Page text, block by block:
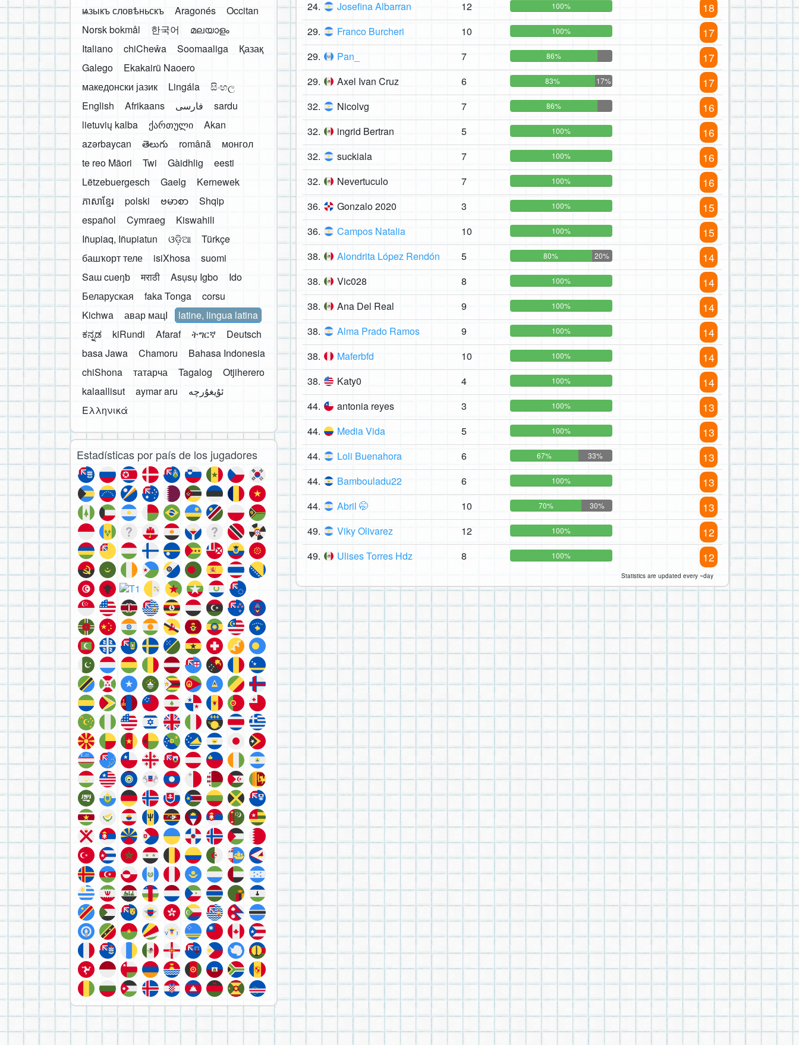
24. Josefina Albarran 12 100% 18
29. Franco Burcheri 10 100% 17
29. Pan_ 7 86% 17
29. Axel Ivan Cruz 6 83% 17% 17
32. Nicolvg 7 86% 16
32. ingrid Bertran 5 100% 16
32. suckiala 7 100% 16
32. Nevertuculo 7 100% 16
36. Gonzalo 2020 3 100% 15
36. Campos Natalia 10 100% 15
38. Alondrita López Rendón 5 80% 20% 14
38. Vic028 8 100% 14
38. Ana Del Real 9 100% 14
38. Alma Prado Ramos 9 100% 14
38. Maferbfd 10 100% 14
38. Katy0 4 100% 14
44. antonia reyes 3 100% 13
44. Media Vida 5 100% 13
44. Loli Buenahora 6 67% 33% 13
44. Bambouladu22 6 100% 13
44. Abril 🤭 10 70% 30% 13
49. Viky Olivarez 12 100% 12
49. Ulises Torres Hdz 8 100% 12
Statistics are updated every ~day
ѩзыкъ словѣньскъ
Aragonés
Occitan
Norsk bokmål
한국어
മലയാളം
Italiano
chiCheŵa Soomaaliga
Қазақ
Galego
Ekakairũ Naoero
македонски јазик
Lingála
සිංහල
English
Afrikaans فارسی
sardu
lietuvių kalba
ქართული
Akan
azərbaycan
తెలుగు română
монгол
te reo Māori
Twi Gàidhlig
eesti
Lëtzebuergesch
Gaelg
Kernewek
ភាសាខ្មែរ
polski ဗမာစာ
Shqip
español
Cymraeg
Kiswahili
Iñupiaq, Iñupiatun
ଓଡ଼ିଆ
Türkçe
башҡорт теле
isiXhosa
suomi
Saɯ cueŋƅ
मराठी Asụsụ Igbo
Ido
Беларуская
faka Tonga
corsu
Kichwa
авар мацӀ
latine, lingua latina
ಕನ್ನಡ
kiRundi Afaraf ትግርኛ
Deutsch
basa Jawa
Chamoru
Bahasa Indonesia
chiShona
татарча Tagalog
Otjiherero
kalaallisut
aymar aru
Ελληνικά
Estadísticas por país de los jugadores